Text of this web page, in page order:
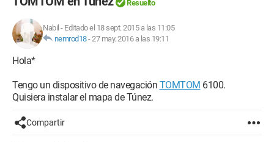
Resuelto
Nabil - Editado el 18 sept. 2015 a las 11:05
nemrod18-27 may. 2016 a las 19:11
Hola*
Tengo un dispositivo de navegación TOMTOM 6100.
Quisiera instalar el mapa de Túnez.
Compartir